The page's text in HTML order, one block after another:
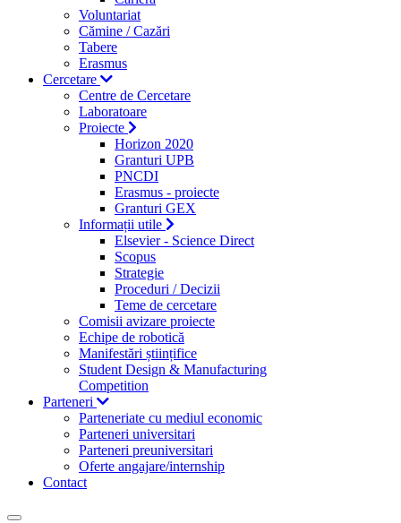
Voluntariat
Cămine / Cazări
Tabere
Erasmus
Cercetare
Centre de Cercetare
Laboratoare
Proiecte
Horizon 2020
Granturi UPB
PNCDI
Erasmus - proiecte
Granturi GEX
Informații utile
Elsevier - Science Direct
Scopus
Strategie
Proceduri / Decizii
Teme de cercetare
Comisii avizare proiecte
Echipe de robotică
Manifestări științifice
Student Design & Manufacturing
Competition
Parteneri
Parteneriate cu mediul economic
Parteneri universitari
Parteneri preuniversitari
Oferte angajare/internship
Contact